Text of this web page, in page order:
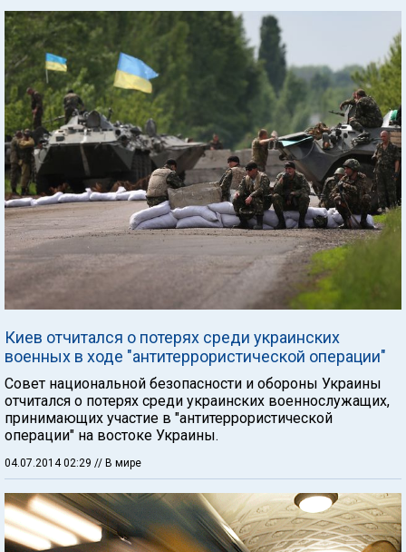
Киев отчитался о потерях среди украинских
военных в ходе "антитеррористической операции"
Совет национальной безопасности и обороны Украины
отчитался о потерях среди украинских военнослужащих,
принимающих участие в "антитеррористической
операции" на востоке Украины.
04.07.2014 02:29 // В мире